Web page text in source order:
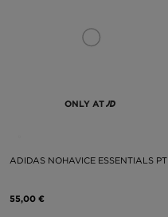
ONLY AT
ADIDAS NOHAVICE ESSENTIALS PT
55,00 €